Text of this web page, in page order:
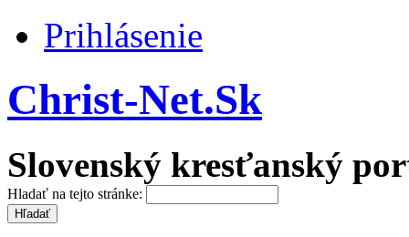
Prihlásenie
Christ-Net.Sk
Slovenský kresťanský
Hladať na tejto stránke: